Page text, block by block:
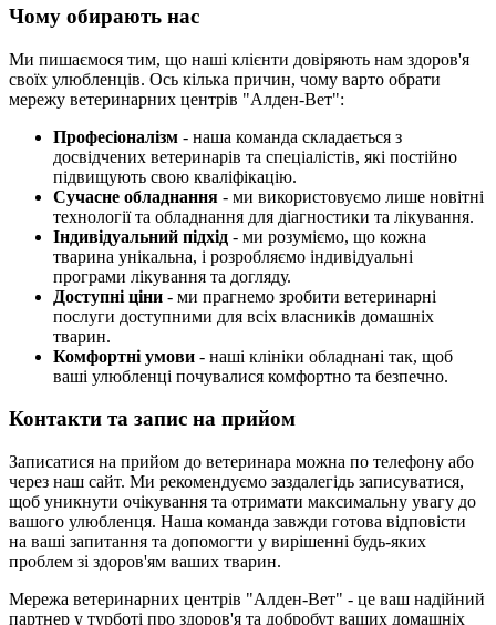
Чому обирають нас
Ми пишаємося тим, що наші клієнти довіряють нам здоров'я
своїх улюбленців. Ось кілька причин, чому варто обрати
мережу ветеринарних центрів "Алден-Вет":
Професіоналізм - наша команда складається з
досвідчених ветеринарів та спеціалістів, які постійно
підвищують свою кваліфікацію.
Сучасне обладнання - ми використовуємо лише новітні
технології та обладнання для діагностики та лікування.
Індивідуальний підхід - ми розуміємо, що кожна
тварина унікальна, і розробляємо індивідуальні
програми лікування та догляду.
Доступні ціни - ми прагнемо зробити ветеринарні
послуги доступними для всіх власників домашніх
тварин.
Комфортні умови - наші клініки обладнані так, щоб
ваші улюбленці почувалися комфортно та безпечно.
Контакти та запис на прийом
Записатися на прийом до ветеринара можна по телефону або
через наш сайт. Ми рекомендуємо заздалегідь записуватися,
щоб уникнути очікування та отримати максимальну увагу до
вашого улюбленця. Наша команда завжди готова відповісти
на ваші запитання та допомогти у вирішенні будь-яких
проблем зі здоров'ям ваших тварин.
Мережа ветеринарних центрів "Алден-Вет" - це ваш надійний
партнер у турботі про здоров'я та добробут ваших домашніх